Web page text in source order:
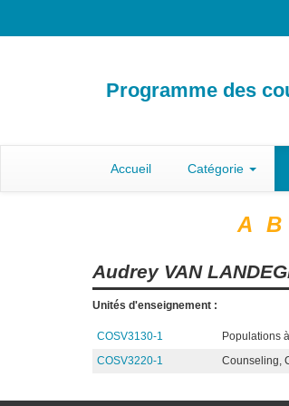
Programme des
Accueil Catégorie
A B
Audrey VAN
Unités d'enseignement :
COSV3130-1 Populations
COSV3220-1
Counseling,